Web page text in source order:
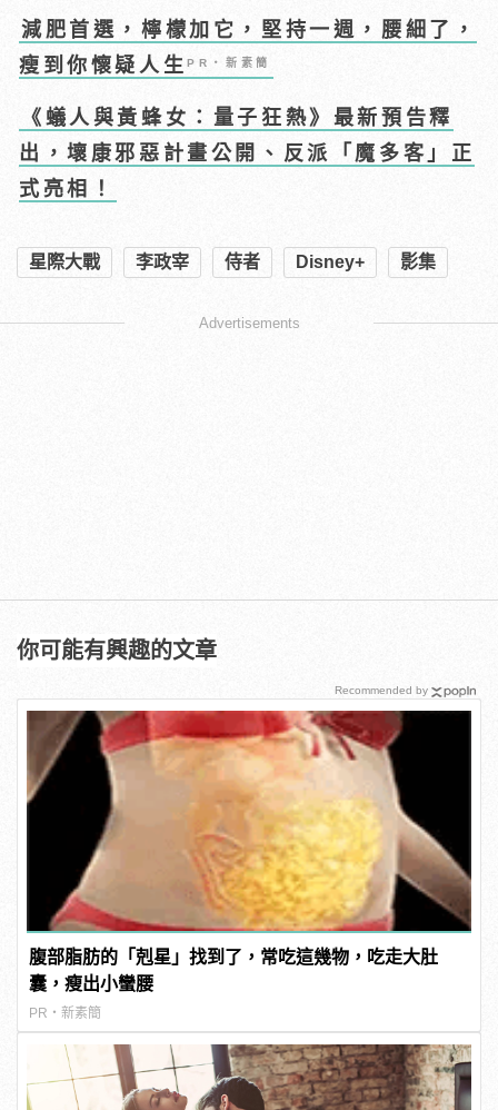
減肥首選，檸檬加它，堅持一週，腰細了，
瘦到你懷疑人生PR・新素簡
《蟻人與黃蜂女：量子狂熱》最新預告釋
出，壞康邪惡計畫公開、反派「魔多客」正
式亮相！
星際大戰 李政宰 侍者 Disney+ 影集
Advertisements
你可能有興趣的文章
腹部脂肪的「剋星」找到了，常吃這幾物，吃走大肚
囊，瘦出小蠻腰
PR・新素簡
Recommended by